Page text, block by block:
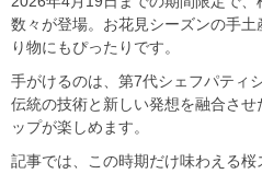
数々が登場。お花見シーズンの手
り物にもぴったりです。
手がけるのは、第7代シェフパティ
伝統の技術と新しい発想を融合さ
ップが楽しめます。
記事では、この時期だけ味わえる